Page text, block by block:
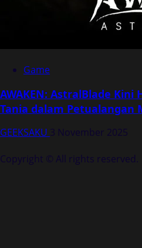
Game
AWAKEN: AstralBlade Kini
Tania dalam Petualangan
GEEKSAKU 3 November 2025
Copyright © All rights reserved.